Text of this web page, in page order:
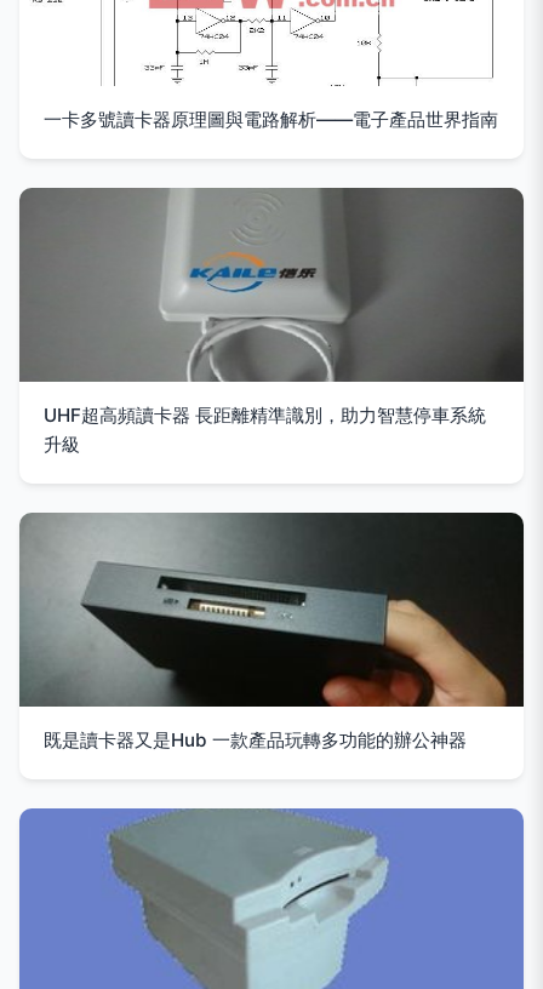
一卡多號讀卡器原理圖與電路解析——電子產品世界指南
UHF超高頻讀卡器 長距離精準識別，助力智慧停車系統
升級
既是讀卡器又是Hub 一款產品玩轉多功能的辦公神器